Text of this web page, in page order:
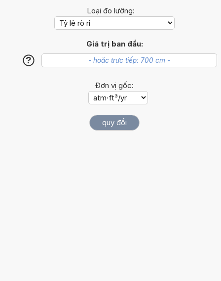
Loại đo lường:
Giá trị ban đầu:
?
Đơn vị gốc: